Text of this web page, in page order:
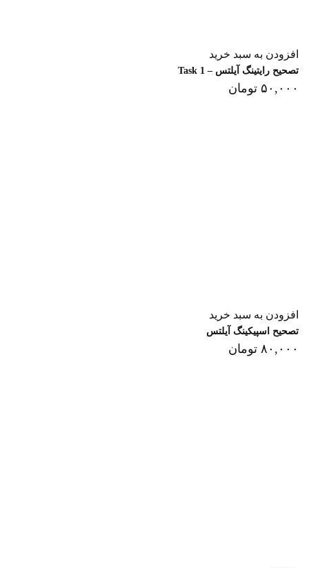
افزودن به سبد خرید
تصحیح رایتینگ آیلتس – Task 1
۵۰,۰۰۰ تومان
افزودن به سبد خرید
تصحیح اسپیکینگ آیلتس
۸۰,۰۰۰ تومان